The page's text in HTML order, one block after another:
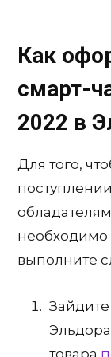
Как
смарт-
2022 в
Для того,
необходимо
выполните
товара